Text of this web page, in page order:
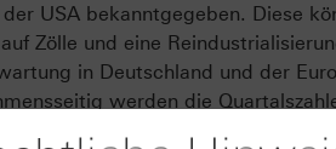
USA bekanntgegeben. Diese
Zölle und eine
in Deutschland und der
werden die